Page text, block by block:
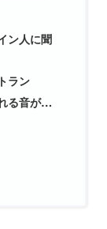
ン人に聞
ラン
る音が…